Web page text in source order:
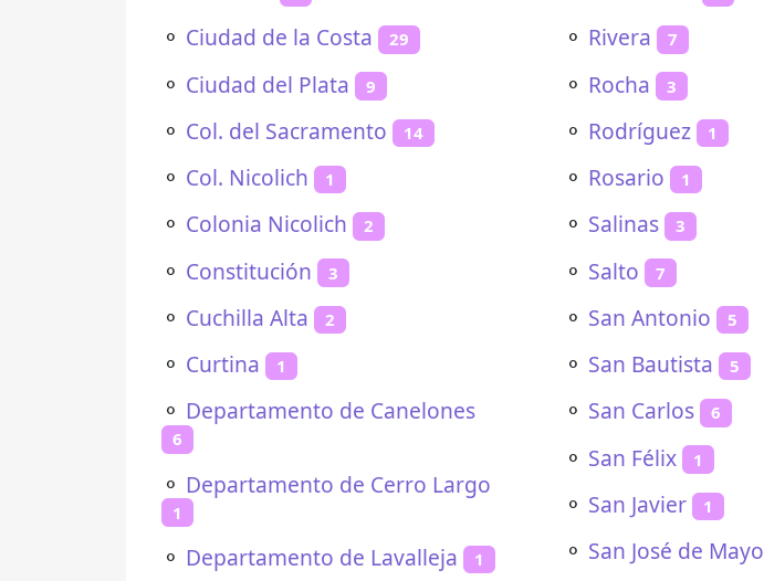
⚬ Ciudad de la Costa 29
⚬ Ciudad del Plata 9
⚬ Col. del Sacramento 14
⚬ Col. Nicolich 1
⚬ Colonia Nicolich 2
⚬ Constitución 3
⚬ Cuchilla Alta 2
⚬ Curtina 1
⚬ Departamento de Canelones
6
⚬ Departamento de Cerro Largo
1
⚬ Departamento de Lavalleja 1
⚬ Rivera 7
⚬ Rocha 3
⚬ Rodríguez 1
⚬ Rosario 1
⚬ Salinas 3
⚬ Salto 7
⚬ San Antonio 5
⚬ San Bautista 5
⚬ San Carlos 6
⚬ San Félix 1
⚬ San Javier 1
⚬ San José de Mayo